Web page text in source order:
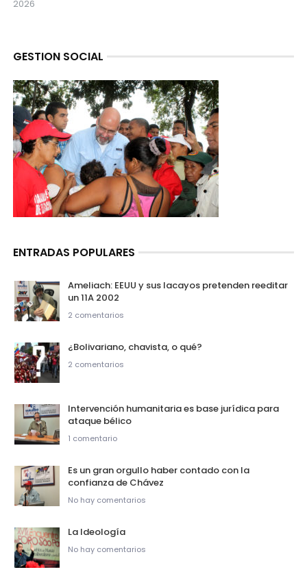
2026
GESTION SOCIAL
ENTRADAS POPULARES
Ameliach: EEUU y sus lacayos pretenden reeditar
un 11A 2002
2 comentarios
¿Bolivariano, chavista, o qué?
2 comentarios
Intervención humanitaria es base jurídica para
ataque bélico
1 comentario
Es un gran orgullo haber contado con la
confianza de Chávez
No hay comentarios
La Ideología
No hay comentarios